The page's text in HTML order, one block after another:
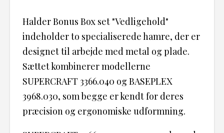
Halder Bonus Box set "Vedligehold"
indeholder to specialiserede hamre, der er
designet til arbejde med metal og plade.
Sættet kombinerer modellerne
SUPERCRAFT 3366.040 og BASEPLEX
3968.030, som begge er kendt for deres
præcision og ergonomiske udformning.